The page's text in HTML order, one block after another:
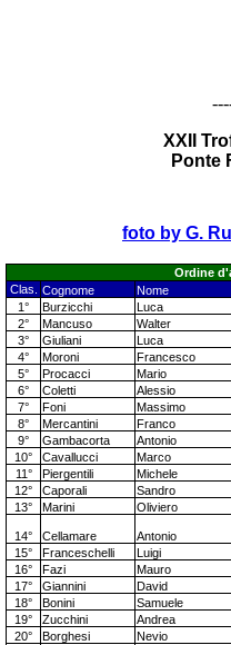
XXII
Ponte
foto by G.
Ordine
Clas.
Cognome
Nome
1°
Burzicchi
Luca
2°
Mancuso
Walter
3°
Giuliani
Luca
4°
Moroni
Francesco
5°
Procacci
Mario
6°
Coletti
Alessio
7°
Foni
Massimo
8°
Mercantini
Franco
9°
Gambacorta
Antonio
10°
Cavallucci
Marco
11°
Piergentili
Michele
12°
Caporali
Sandro
13°
Marini Oliviero
14° Cellamare
Antonio
15°
Franceschelli
Luigi
16°
Fazi
Mauro
17°
Giannini
David
18°
Bonini
Samuele
19°
Zucchini
Andrea
20°
Borghesi
Nevio